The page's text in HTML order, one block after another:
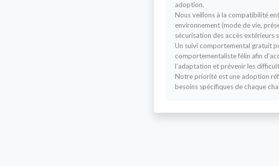
adoption.
Nous veillons à la compatibilité
environnement (mode de vie,
sécurisation des accès extérieurs
Un suivi comportemental gratuit
comportementaliste félin afin
l’adaptation et prévenir les
Notre priorité est une adoption
besoins spécifiques de chaque